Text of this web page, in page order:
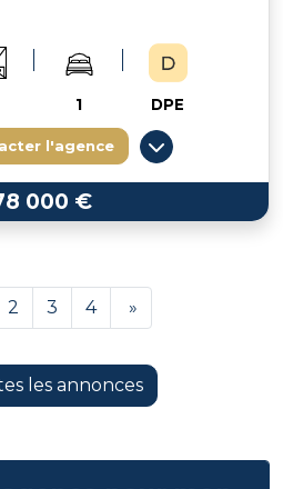
1 DPE
l'agence
000 €
2 3 4 »
les annonces